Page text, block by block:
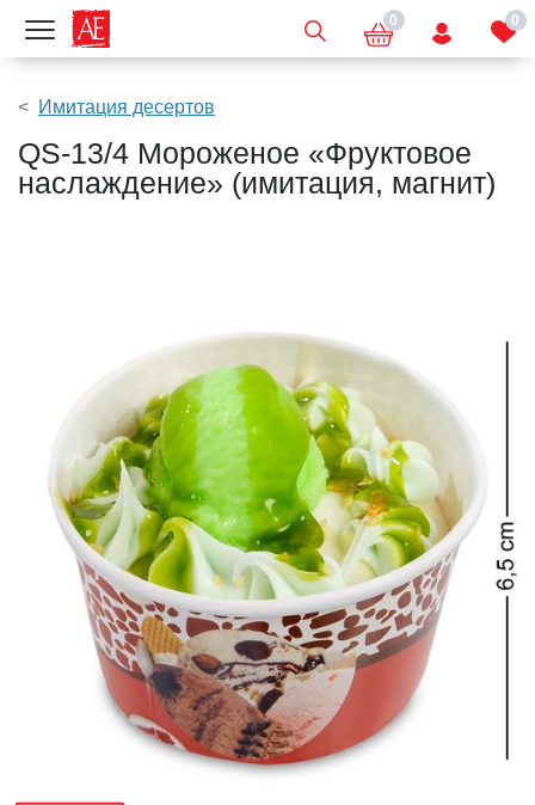
Показать меню 0 0
Имитация десертов
QS-13/4 Мороженое «Фруктовое
наслаждение» (имитация, магнит)